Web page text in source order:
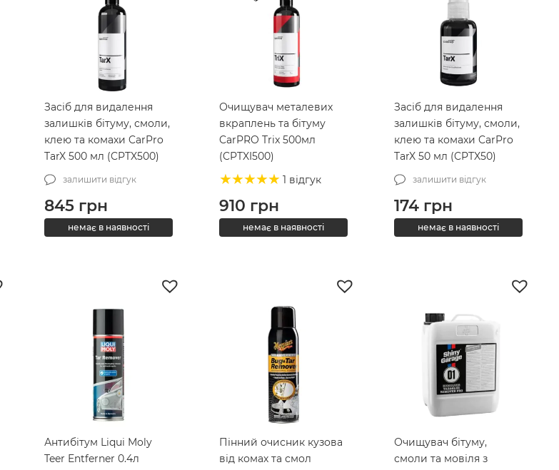
Засіб для видалення
залишків бітуму, смоли,
клею та комахи CarPro
TarX 500 мл (CPTX500)
залишити відгук
845грн
немає в наявності
Очищувач металевих
вкраплень та бітуму
CarPRO Trix 500мл
(CPTXI500)
1 відгук
910 грн
немає в наявності
Засіб для видалення
залишків бітуму, смоли,
клею та комахи CarPro
TarX 50 мл (CPTX50)
залишити відгук
174 грн
немає в наявності
Антибітум Liqui Moly
Teer Entferner 0.4л
Пінний очисник кузова
від комах та смол
Очищувач бітуму,
смоли та мовіля з